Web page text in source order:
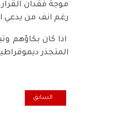
موجة فقدان
رغم انف من يدعي
اذا كان بكاؤهم
المتجذر
المقال السابق:
السابق